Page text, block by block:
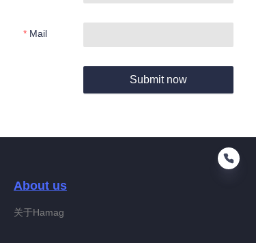
Mail
Submit now
About us
关于Hamag